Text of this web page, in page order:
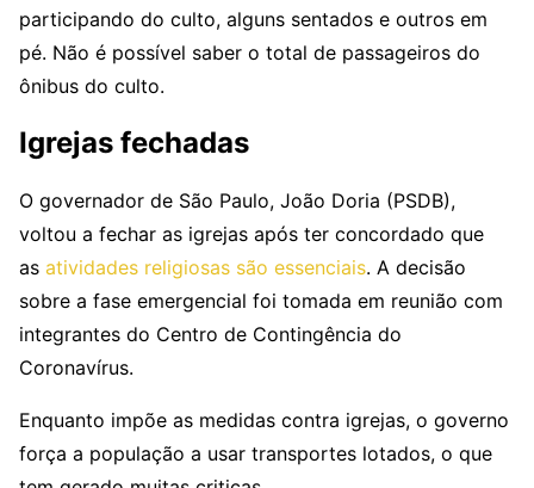
participando do culto, alguns sentados e outros em
pé. Não é possível saber o total de passageiros do
ônibus do culto.
Igrejas fechadas
O governador de São Paulo, João Doria (PSDB),
voltou a fechar as igrejas após ter concordado que
as atividades religiosas são essenciais. A decisão
sobre a fase emergencial foi tomada em reunião com
integrantes do Centro de Contingência do
Coronavírus.
Enquanto impõe as medidas contra igrejas, o governo
força a população a usar transportes lotados, o que